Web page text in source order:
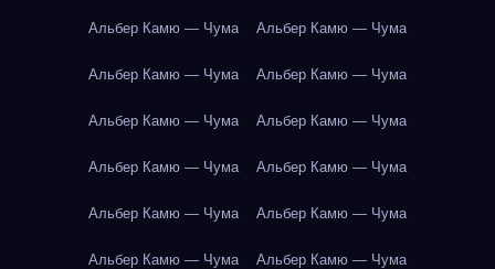
Альбер Камю — Чума Альбер Камю — Чума
Альбер Камю — Чума Альбер Камю — Чума
Альбер Камю — Чума Альбер Камю — Чума
Альбер Камю — Чума Альбер Камю — Чума
Альбер Камю — Чума Альбер Камю — Чума
Альбер Камю — Чума Альбер Камю — Чума